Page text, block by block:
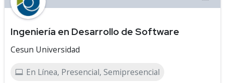
Ingeniería en Desarrollo de Software
Cesun Universidad
En Línea, Presencial, Semipresencial